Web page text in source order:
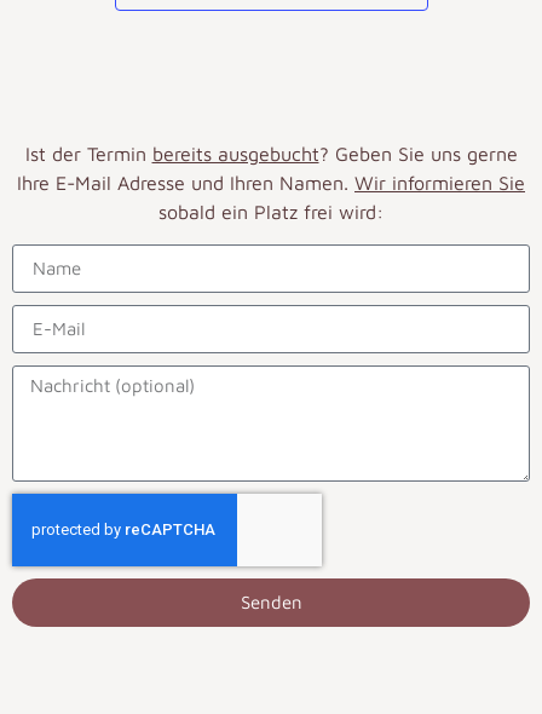
Ist der Termin bereits ausgebucht? Geben Sie uns gerne
Ihre E-Mail Adresse und Ihren Namen. Wir informieren Sie
sobald ein Platz frei wird:
Senden